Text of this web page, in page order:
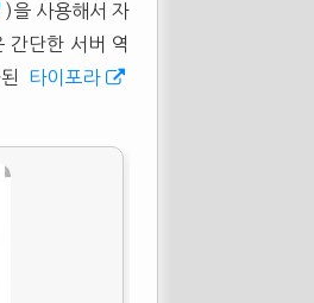
)을 사용해서 자
간단한 서버 역
타이포라